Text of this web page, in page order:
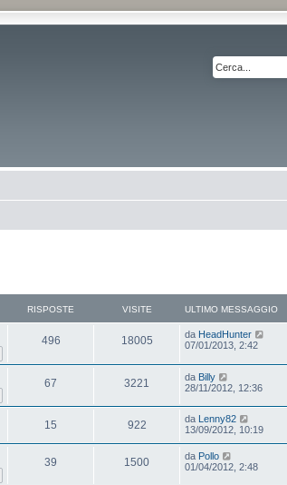
RISPOSTE VISITE ULTIMO MESSAGGIO
496 18005 da HeadHunter
07/01/2013, 2:42
67 3221 da Billy
28/11/2012, 12:36
15 922 da
Lenny82
13/09/2012, 10:19
39 1500 da Pollo
01/04/2012, 2:48